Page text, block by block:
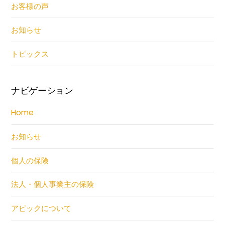
お客様の声
お知らせ
トピックス
ナビゲーション
Home
お知らせ
個人の保険
法人・個人事業主の保険
アピックについて